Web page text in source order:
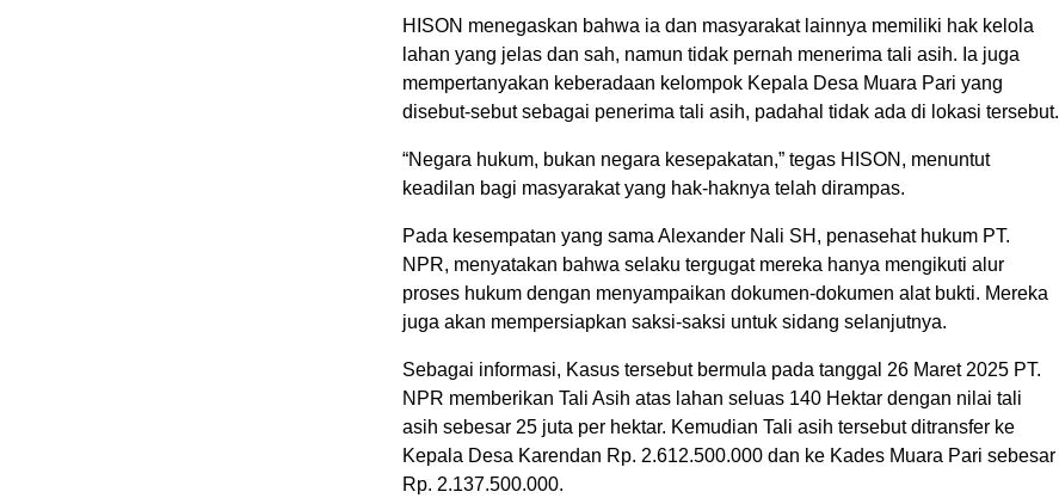
HISON menegaskan bahwa ia dan masyarakat lainnya memiliki hak kelola
lahan yang jelas dan sah, namun tidak pernah menerima tali asih. Ia juga
mempertanyakan keberadaan kelompok Kepala Desa Muara Pari yang
disebut-sebut sebagai penerima tali asih, padahal tidak ada di lokasi tersebut.
“Negara hukum, bukan negara kesepakatan,” tegas HISON, menuntut
keadilan bagi masyarakat yang hak-haknya telah dirampas.
Pada kesempatan yang sama Alexander Nali SH, penasehat hukum PT.
NPR, menyatakan bahwa selaku tergugat mereka hanya mengikuti alur
proses hukum dengan menyampaikan dokumen-dokumen alat bukti. Mereka
juga akan mempersiapkan saksi-saksi untuk sidang selanjutnya.
Sebagai informasi, Kasus tersebut bermula pada tanggal 26 Maret 2025 PT.
NPR memberikan Tali Asih atas lahan seluas 140 Hektar dengan nilai tali
asih sebesar 25 juta per hektar. Kemudian Tali asih tersebut ditransfer ke
Kepala Desa Karendan Rp. 2.612.500.000 dan ke Kades Muara Pari sebesar
Rp. 2.137.500.000.